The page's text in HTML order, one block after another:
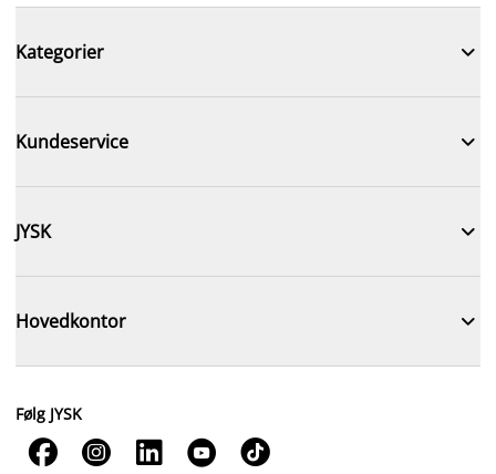
Kategorier 
Kundeservice 
JYSK 
Hovedkontor 
Følg JYSK
    